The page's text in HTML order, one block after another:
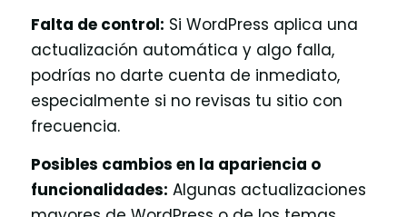
Falta de control: Si WordPress aplica una
actualización automática y algo falla,
podrías no darte cuenta de inmediato,
especialmente si no revisas tu sitio con
frecuencia.
Posibles cambios en la apariencia o
funcionalidades: Algunas actualizaciones